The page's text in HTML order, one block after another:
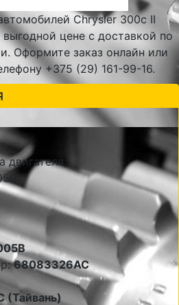
Chrysler 300c II
цене с доставкой по
Оформите заказ онлайн или
+375 (29) 161-99-16.
68083326AC
(Тайвань)